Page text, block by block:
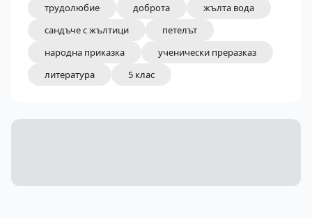
трудолюбие
доброта
жълта вода
сандъче с жълтици
петелът
народна приказка
ученически преразказ
литература
5 клас